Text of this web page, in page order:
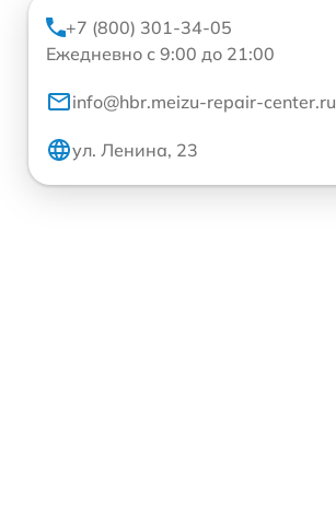
+7 (800) 301-34-05
Ежедневно с 9:00 до 21:00
info@hbr.meizu-repair-center.ru
ул. Ленина, 23